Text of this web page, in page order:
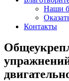
Наши
Контакты